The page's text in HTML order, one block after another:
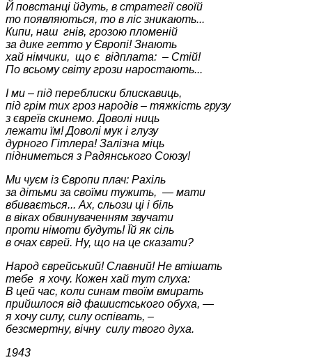
Й повстанці йдуть, в стратегії своїй
то появляються, то в ліс зникають...
Кипи, наш гнів, грозою пломеній
за дике гетто у Європі! Знають
хай німчики, що є відплата: – Стій!
По всьому світу грози наростають...
І ми – під переблиски блискавиць,
під грім тих гроз народів – тяжкість грузу
з євреїв скинемо. Доволі ниць
лежати їм! Доволі мук і глузу
дурного Гітлера! Залізна міць
підниметься з Радянського Союзу!
Ми чуєм із Європи плач: Рахіль
за дітьми за своїми тужить, — мати
вбивається... Ах, сльози ці і біль
в віках обвинуваченням звучати
проти німоти будуть! Їй як сіль
в очах єврей. Ну, що на це сказати?
Народ єврейський! Славний! Не втішать
тебе я хочу. Кожен хай тут слуха:
В цей час, коли синам твоїм вмирать
прийшлося від фашистського обуха, —
я хочу силу, силу оспівать, –
безсмертну, вічну силу твого духа.
1943